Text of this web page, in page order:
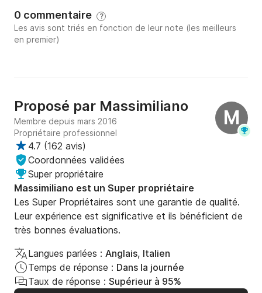
0 commentaire ?
Les avis sont triés en fonction de leur note (les meilleurs
en premier)
M
Proposé par Massimiliano
Membre depuis mars 2016
Propriétaire professionnel
4.7 (162 avis)
Coordonnées validées
Super propriétaire
Massimiliano est un Super propriétaire
Les Super Propriétaires sont une garantie de qualité.
Leur expérience est significative et ils bénéficient de
très bonnes évaluations.
Langues parlées : Anglais, Italien
Temps de réponse : Dans la journée
Taux de réponse : Supérieur à 95%